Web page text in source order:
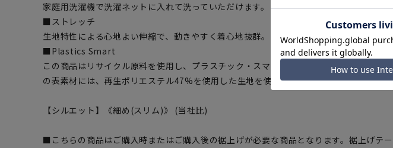
家庭用洗濯機で洗濯ネットに入れて洗っていただけます。
■ストレッチ
生地特性による心地よい伸縮で、動きやすく着心地抜群。
■Plastics Smart
この商品はリサイクル原料を使用し、プラスチック・スマートに賛同しています。本製品
の表素材には、再生ポリエステル47%を使用した生地を使用しています。
【シルエット】《細め(スリム)》 (当社比)
■こちらの商品はご購入時またはご購入後の裾上げが必要な商品となります。裾上げテー